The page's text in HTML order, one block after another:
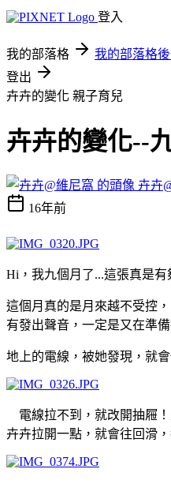
登入
我的部落格 我的部落格
登出
卉卉的變化 親子育兒
卉卉的變化--
卉卉
16年前
Hi，我九個月了...這張真是有
這個月真的是月來越不受控
有發出聲音，一定是又在準
地上的電線，被她發現，就
電線拉不到，就改開抽屜
卉卉拉開一點，就會往回滑